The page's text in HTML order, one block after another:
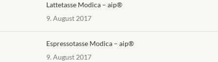
Lattetasse Modica – aip®
9. August 2017
Espressotasse Modica – aip®
9. August 2017